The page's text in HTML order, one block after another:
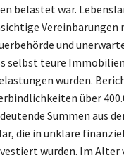
belastet war.
Vereinbarungen
und
selbst teure
wurden.
über
Summen aus
die in unklare
wurden. Im Alter